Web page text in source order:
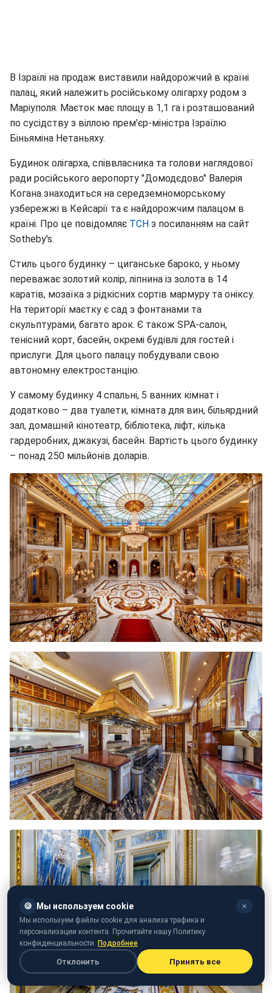
В Ізраїлі на продаж виставили найдорожчий в країні
палац, який належить російському олігарху родом з
Маріуполя. Маєток має площу в 1,1 га і розташований
по сусідству з віллою прем'єр-міністра Ізраїлю
Біньяміна Нетаньяху.
Будинок олігарха, співвласника та голови наглядової
ради російського аеропорту "Домодєдово" Валерія
Когана знаходиться на середземноморському
узбережжі в Кейсарії та є найдорожчим палацом в
країні. Про це повідомляє ТСН з посиланням на сайт
Sotheby's.
Стиль цього будинку – циганське бароко, у ньому
переважає золотий колір, ліпнина із золота в 14
каратів, мозаїка з рідкісних сортів мармуру та оніксу.
На території маєтку є сад з фонтанами та
скульптурами, багато арок. Є також SPA-салон,
тенісний корт, басейн, окремі будівлі для гостей і
прислуги. Для цього палацу побудували свою
автономну електростанцію.
У самому будинку 4 спальні, 5 ванних кімнат і
додатково – два туалети, кімната для вин, більярдний
зал, домашній кінотеатр, бібліотека, ліфт, кілька
гардеробних, джакузі, басейн. Вартість цього будинку
– понад 250 мільйонів доларів.
🍪 Мы используем cookie ✕
Мы используем файлы cookie для анализа трафика и
персонализации контента. Прочитайте нашу Политику
конфиденциальности. Подробнее
Отклонить Принять все